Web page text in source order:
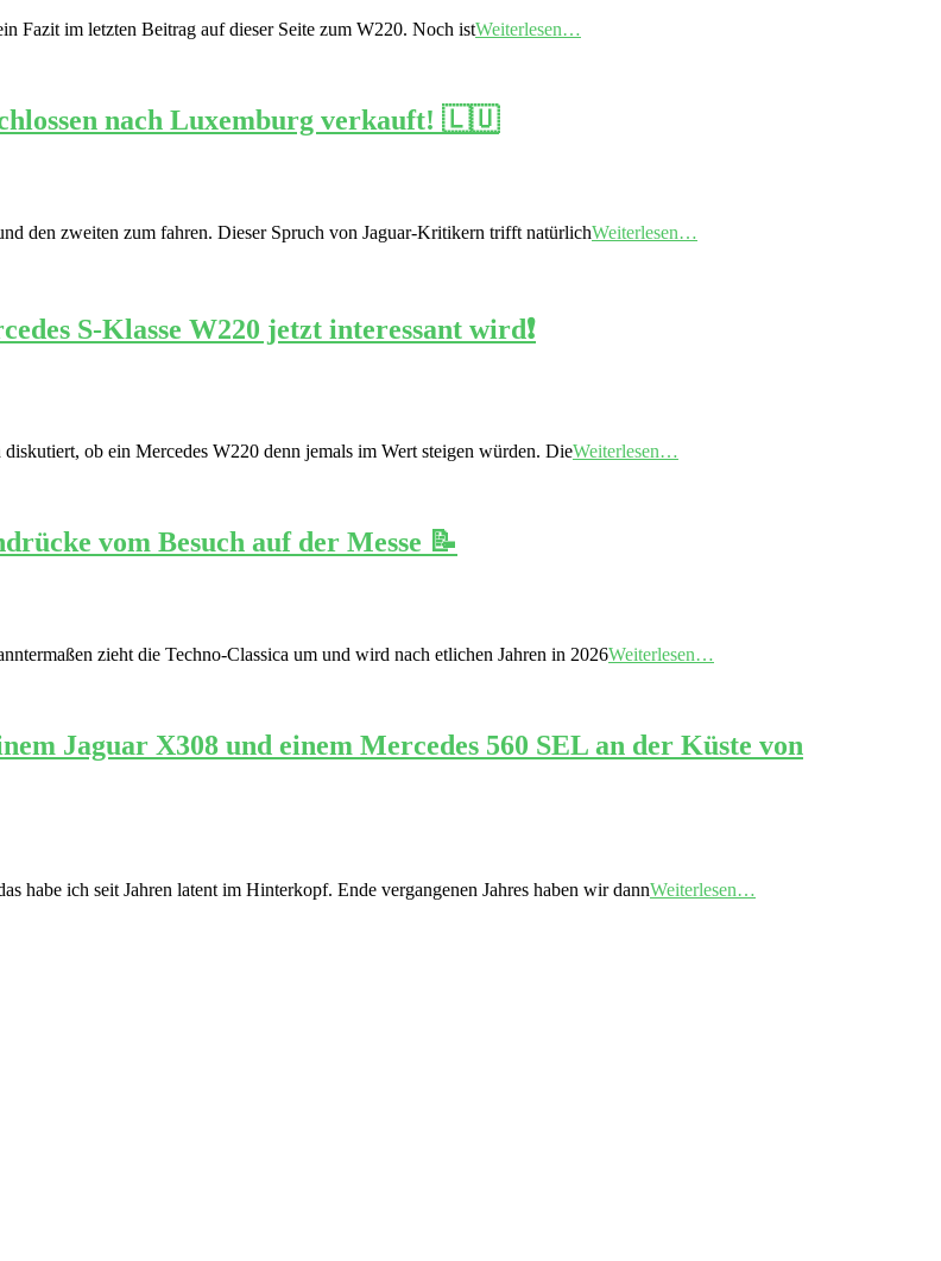
Fazit im letzten Beitrag auf dieser Seite zum W220. Noch istWeiterlesen…
nach Luxemburg verkauft! 🇱🇺
den zweiten zum fahren. Dieser Spruch von Jaguar-Kritikern trifft natürlichWeiterlesen…
S-Klasse W220 jetzt interessant wird❗️
ob ein Mercedes W220 denn jemals im Wert steigen würden. DieWeiterlesen…
vom Besuch auf der Messe 📝
zieht die Techno-Classica um und wird nach etlichen Jahren in 2026Weiterlesen…
Jaguar X308 und einem Mercedes 560 SEL an der Küste von
habe ich seit Jahren latent im Hinterkopf. Ende vergangenen Jahres haben wir dannWeiterlesen…